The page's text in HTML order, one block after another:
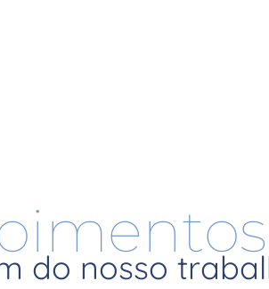
do nosso